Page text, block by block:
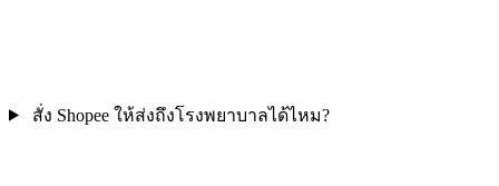
สั่ง Shopee ให้ส่งถึงโรงพยาบาลได้ไหม?